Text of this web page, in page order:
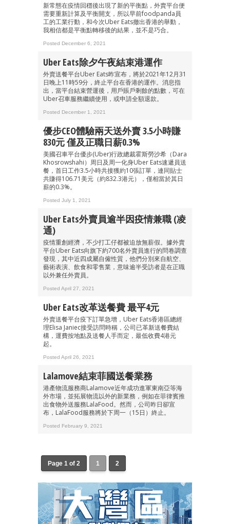
新常態在疫情回穩後出現了新的平衡點，外賣平台便
需要重新計算及平衡開支，所以早前foodpanda員
工的工業行動，和今次Uber Eats撤出香港的舉動，
我相信都是平衡點轉移後的結果，並不是巧合。
Posted December 6, 2021
Uber Eats除夕午夜結束港運作
外賣送餐平台Uber Eats昨宣布，將於2021年12月31
日晚上11時59分，終止平台在香港的運作。消息指
出，當平台結束營運後，用戶賬戶剩餘的點數，可在
Uber召車服務繼續使用，或申請全額退款。
Posted December 1, 2021
優步CEO體驗兩天送外賣 3.5小時賺
830元 僅及正職日薪0.3%
美國召車平台優步(Uber)行政總裁霍斯勞沙希（Dara
Khosrowshahi）周日及周一化身Uber Eats速遞員送
餐，首日工作3.5小時共接獲約10張訂單，連同貼士
共賺得106.71美元（約832.3港元），僅相當於其日
薪的0.3%。
Posted July 1, 2021
Uber Eats外賣員逾半因疫情兼職 (凌
通)
疫情重創經濟，不少打工仔都被迫放無薪假。據外賣
平台Uber Eats向旗下約700名外賣員進行的問卷調查
發現，其中近四成屬自僱性質，他們分別來自航空、
藝術表演、飲食和零售業，意味逾半受訪者是在正職
以外兼任外賣員。
Posted April 27, 2021
Uber Eats改革送餐費 最平4元
外賣送餐平台疫下訂單急增，Uber Eats香港區總經
理Elisa Janiec接受訪問時稱，公司已革新送餐費結
構，運費按地點及送餐人手而定，最低收費4港元
起。
Posted April 26, 2021
Lalamove結束菲國送餐業務
港產物流服務商Lalamove近年成功進軍東南亞等海
外市場，並拓展物流以外的新業務，例如在菲律賓推
出食物外送服務LalaFood。然而，公司昨日卻宣
布，LalaFood服務將於下周一（15日）終止。
Posted February 9, 2021
Page 1 of 2 1 2
成為 EJ Tech 會員